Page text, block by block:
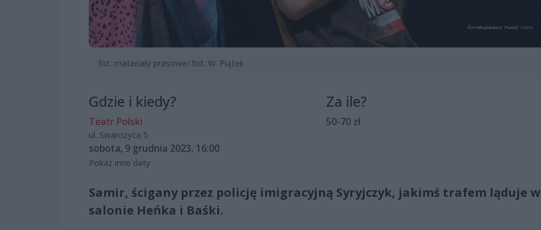
fot. materiały prasowe/ fot. W. Piątek
Gdzie i kiedy?
Teatr Polski
ul. Swarożyca 5
sobota, 9 grudnia 2023, 16:00
Za ile?
50-70 zł
Pokaż inne daty
Samir, ścigany przez policję imigracyjną Syryjczyk, jakimś trafem ląduje w
salonie Heńka i Baśki.